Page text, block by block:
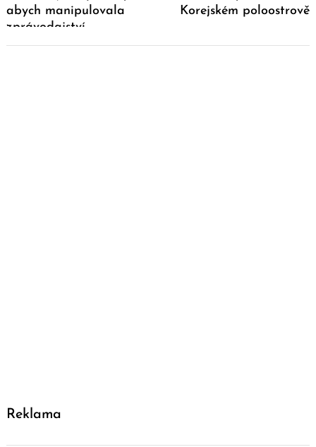
abych manipulovala
zprávodajství
Korejském poloostrově
Reklama